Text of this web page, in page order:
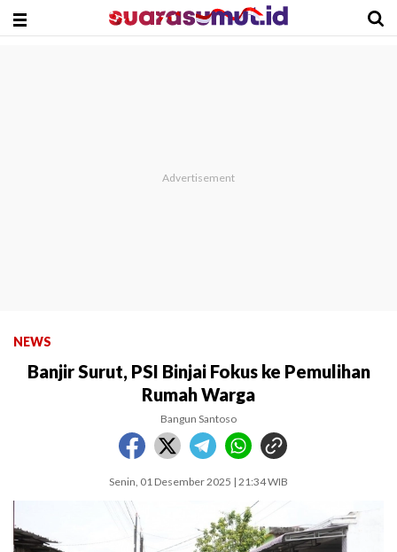
NEWS
Banjir Surut, PSI Binjai Fokus ke Pemulihan
Rumah Warga
Bangun Santoso
Senin, 01 Desember 2025 | 21:34 WIB